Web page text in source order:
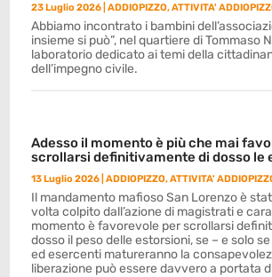
23 Luglio 2026 |ADDIOPIZZO,ATTIVITA'
Abbiamo incontrato i bambini
insieme si può”, nel quartiere di Tommaso
laboratorio dedicato ai temi della
dell’impegno civile.
Adesso il momento è più che mai
scrollarsi definitivamente di dosso le
13 Luglio 2026 |ADDIOPIZZO,ATTIVITA'
Il mandamento mafioso San Lorenzo è
volta colpito dall’azione di magistrati e
momento è favorevole per scrollarsi
dosso il peso delle estorsioni, se – e solo
ed esercenti matureranno la
liberazione può essere davvero a portata